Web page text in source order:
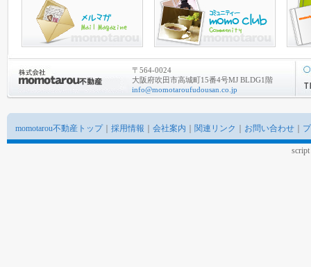
〒564-0024
大阪府吹田市高城町15番4号MJ BLDG1階
info@momotaroufudousan.co.jp
momotarou不動産トップ｜ 採用情報 会社案内 関連リンク お問い合わせ